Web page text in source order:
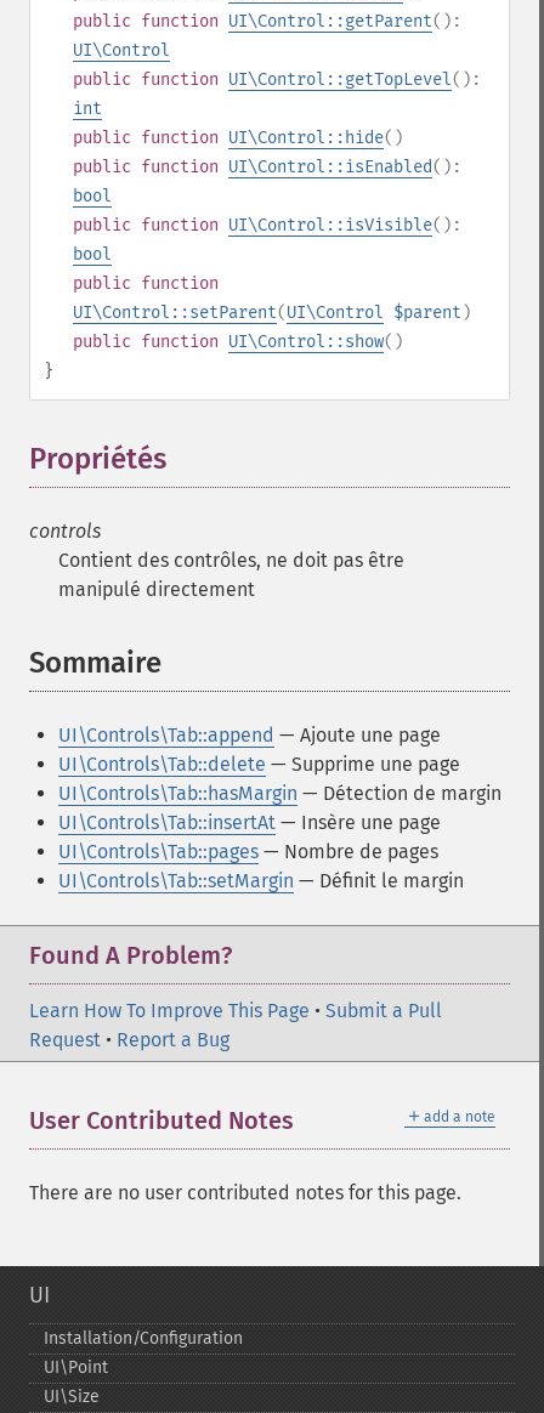
public function UI\Control::getParent():
UI\Control
public function UI\Control::getTopLevel():
int
public function UI\Control::hide()
public function UI\Control::isEnabled():
bool
public function UI\Control::isVisible():
bool
public function
UI\Control::setParent(UI\Control $parent )
public function UI\Control::show()
}
Propriétés
controls
Contient des contrôles, ne doit pas être
manipulé directement
Sommaire
UI\Controls\Tab::append — Ajoute une page
UI\Controls\Tab::delete — Supprime une page
UI\Controls\Tab::hasMargin — Détection de margin
UI\Controls\Tab::insertAt — Insère une page
UI\Controls\Tab::pages — Nombre de pages
UI\Controls\Tab::setMargin — Définit le margin
Found A Problem?
Learn How To Improve This Page • Submit a Pull
Request • Report a Bug
＋ add a note
User Contributed Notes
There are no user contributed notes for this page.
UI
Installation/Configuration
UI\Point
UI\Size